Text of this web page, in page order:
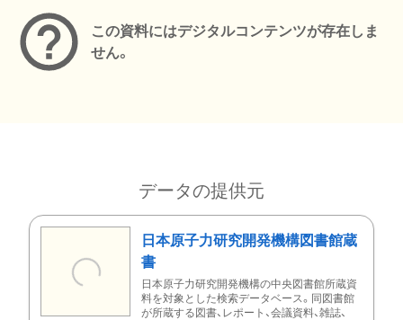
この資料にはデジタルコンテンツが存在しま
せん。
データの提供元
日本原子力研究開発機構図書館蔵
書
日本原子力研究開発機構の中央図書館所蔵資
料を対象とした検索データベース。同図書館
が所蔵する図書、レポート、会議資料、雑誌、